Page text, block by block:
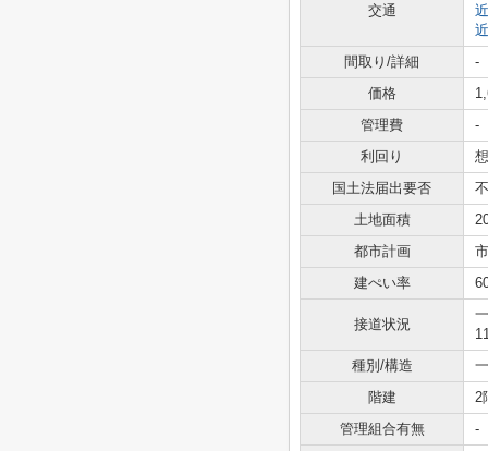
交通
間取り/詳細
-
価格
管理費
-
利回り
国土法届出要否
土地面積
都市計画
建ぺい率
接道状況
種別/構造
階建
2
管理組合有無
-